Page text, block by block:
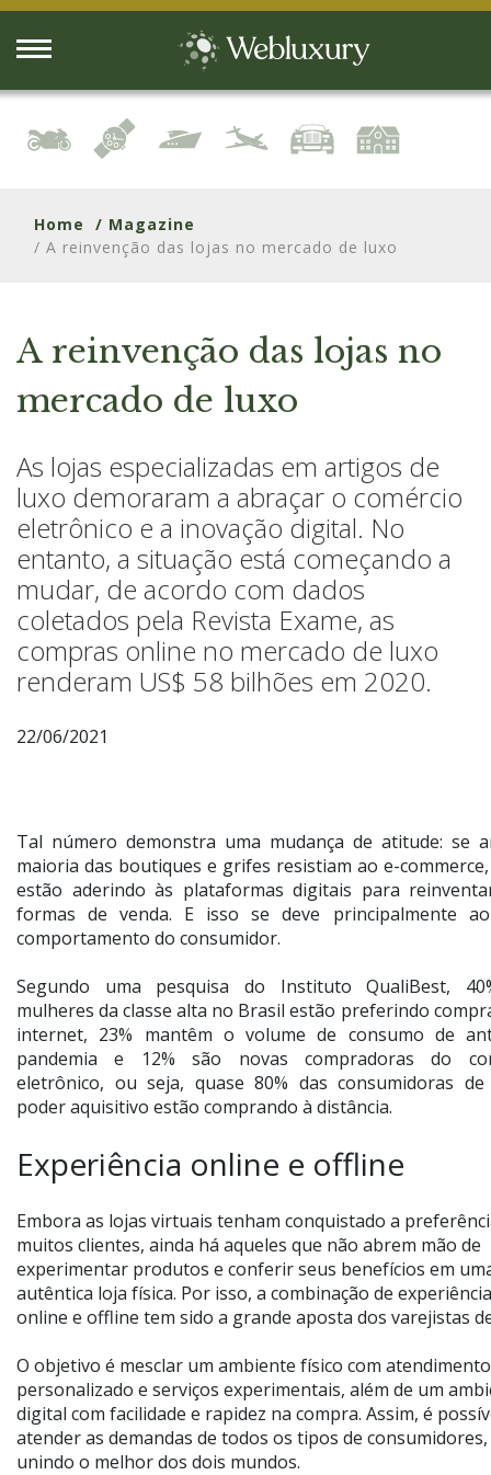
Home
/ Magazine
/ A reinvenção das lojas no mercado de luxo
A reinvenção das lojas no
mercado de luxo
As lojas especializadas em artigos de
luxo demoraram a abraçar o comércio
eletrônico e a inovação digital. No
entanto, a situação está começando a
mudar, de acordo com dados
coletados pela Revista Exame, as
compras online no mercado de luxo
renderam US$ 58 bilhões em 2020.
22/06/2021
Tal número demonstra uma mudança de atitude: se
maioria das boutiques e grifes resistiam ao e-
estão aderindo às plataformas digitais para
formas de venda. E isso se deve principalmente
comportamento do consumidor.
Segundo uma pesquisa do Instituto QualiBest,
mulheres da classe alta no Brasil estão preferindo
internet, 23% mantêm o volume de consumo de
pandemia e 12% são novas compradoras do
eletrônico, ou seja, quase 80% das consumidoras
poder aquisitivo estão comprando à distância.
Experiência online e offline
Embora as lojas virtuais tenham conquistado a
muitos clientes, ainda há aqueles que não abrem mão de
experimentar produtos e conferir seus benefícios em
autêntica loja física. Por isso, a combinação de
online e offline tem sido a grande aposta dos varejistas
O objetivo é mesclar um ambiente físico com atendimento
personalizado e serviços experimentais, além de um
digital com facilidade e rapidez na compra. Assim, é
atender as demandas de todos os tipos de consumidores,
unindo o melhor dos dois mundos.